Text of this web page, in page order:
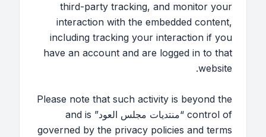
third-party tracking, and monitor your
interaction with the embedded content,
including tracking your interaction if you
have an account and are logged in to that
website.
Please note that such activity is beyond the
control of “منتديات مجلس العود” and is
governed by the privacy policies and terms